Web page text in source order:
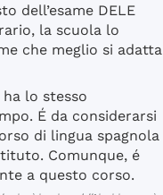
dell’esame DELE
la scuola lo
che meglio si adatta
lo stesso
É da considerarsi
di lingua spagnola
Comunque, é
a questo corso.